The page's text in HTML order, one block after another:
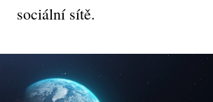
sociální sítě.